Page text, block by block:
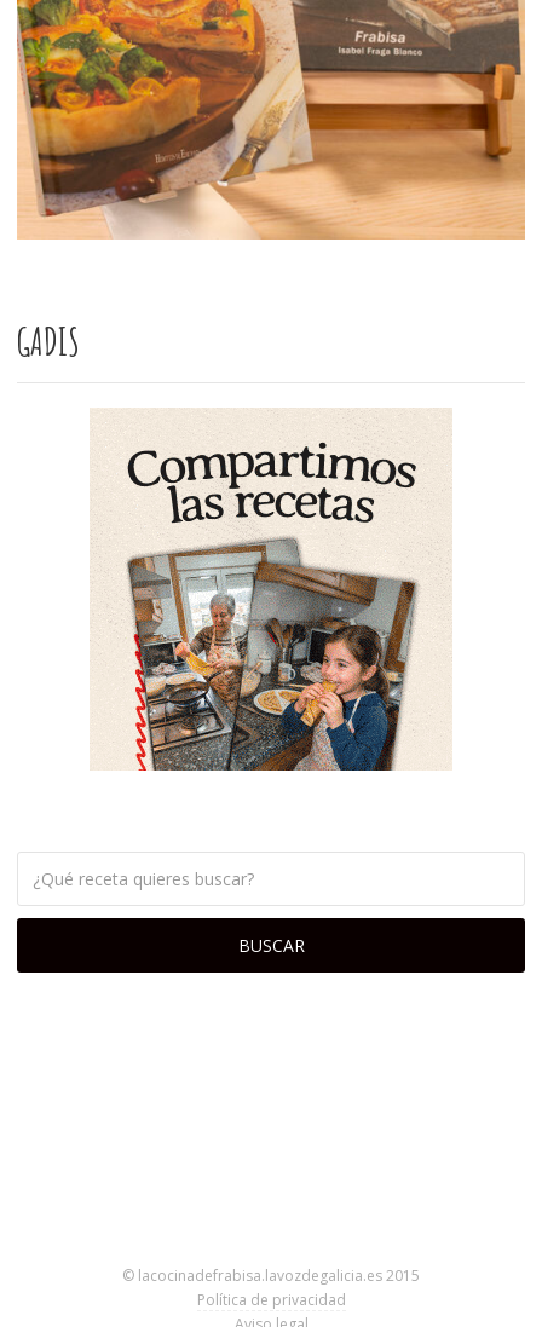
GADIS
© lacocinadefrabisa.lavozdegalicia.es 2015
Política de privacidad